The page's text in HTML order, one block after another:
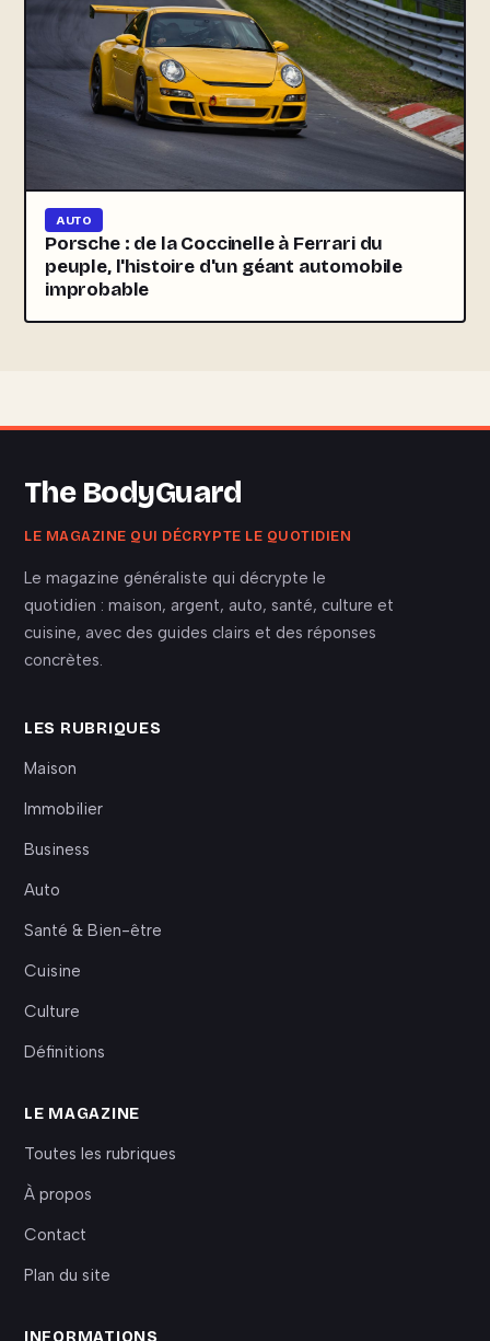
AUTO
Porsche : de la Coccinelle à Ferrari du
peuple, l'histoire d'un géant automobile
improbable
The BodyGuard
LE MAGAZINE QUI DÉCRYPTE LE QUOTIDIEN
Le magazine généraliste qui décrypte le
quotidien : maison, argent, auto, santé, culture et
cuisine, avec des guides clairs et des réponses
concrètes.
LES RUBRIQUES
Maison
Immobilier
Business
Auto
Santé & Bien-être
Cuisine
Culture
Définitions
LE MAGAZINE
Toutes les rubriques
À propos
Contact
Plan du site
INFORMATIONS